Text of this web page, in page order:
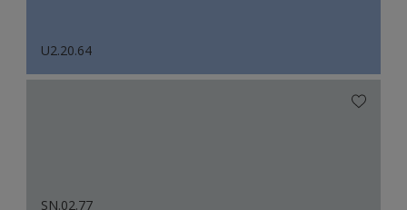
U2.20.64
SN.02.77